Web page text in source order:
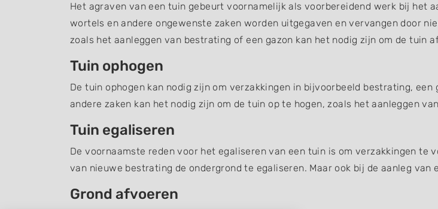
Het agraven van een tuin gebeurt voornamelijk als voorbereidend werk bij het
wortels en andere ongewenste zaken worden uitgegaven en vervangen door
zoals het aanleggen van bestrating of een gazon kan het nodig zijn om de tuin
Tuin ophogen
De tuin ophogen kan nodig zijn om verzakkingen in bijvoorbeeld bestrating,
andere zaken kan het nodig zijn om de tuin op te hogen, zoals het aanleggen
Tuin egaliseren
De voornaamste reden voor het egaliseren van een tuin is om verzakkingen te
van nieuwe bestrating de ondergrond te egaliseren. Maar ook bij de aanleg
Grond afvoeren